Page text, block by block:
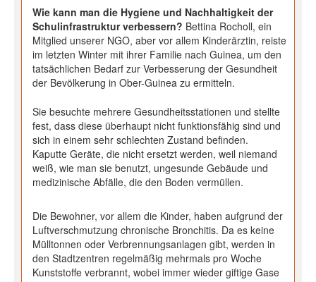
Wie kann man die Hygiene und Nachhaltigkeit der
Schulinfrastruktur verbessern? Bettina Rocholl, ein
Mitglied unserer NGO, aber vor allem Kinderärztin, reiste
im letzten Winter mit ihrer Familie nach Guinea, um den
tatsächlichen Bedarf zur Verbesserung der Gesundheit
der Bevölkerung in Ober-Guinea zu ermitteln.
Sie besuchte mehrere Gesundheitsstationen und stellte
fest, dass diese überhaupt nicht funktionsfähig sind und
sich in einem sehr schlechten Zustand befinden.
Kaputte Geräte, die nicht ersetzt werden, weil niemand
weiß, wie man sie benutzt, ungesunde Gebäude und
medizinische Abfälle, die den Boden vermüllen.
Die Bewohner, vor allem die Kinder, haben aufgrund der
Luftverschmutzung chronische Bronchitis. Da es keine
Mülltonnen oder Verbrennungsanlagen gibt, werden in
den Stadtzentren regelmäßig mehrmals pro Woche
Kunststoffe verbrannt, wobei immer wieder giftige Gase